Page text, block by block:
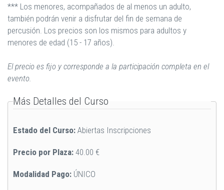
*** Los menores, acompañados de al menos un adulto,
también podrán venir a disfrutar del fin de semana de
percusión. Los precios son los mismos para adultos y
menores de edad (15 - 17 años).
El precio es fijo y corresponde a la participación completa en el
evento.
Ocultar
Más Detalles del Curso
Estado del Curso: Abiertas Inscripciones
Precio por Plaza: 40.00 €
Modalidad Pago: ÚNICO